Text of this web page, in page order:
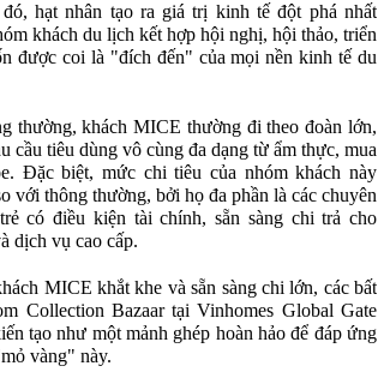
hạt nhân tạo ra giá trị kinh tế đột phá nhất
khách du lịch kết hợp hội nghị, hội thảo, triển
được coi là "đích đến" của mọi nền kinh tế du
thường, khách MICE thường đi theo đoàn lớn,
cầu tiêu dùng vô cùng đa dạng từ ẩm thực, mua
Đặc biệt, mức chi tiêu của nhóm khách này
với thông thường, bởi họ đa phần là các chuyên
có điều kiện tài chính, sẵn sàng chi trả cho
dịch vụ cao cấp.
MICE khắt khe và sẵn sàng chi lớn, các bất
Collection Bazaar tại Vinhomes Global Gate
tạo như một mảnh ghép hoàn hảo để đáp ứng
vàng" này.